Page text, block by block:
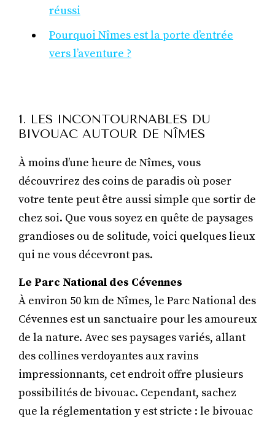
réussi
Pourquoi Nîmes est la porte d’entrée
vers l’aventure ?
1. LES INCONTOURNABLES DU
BIVOUAC AUTOUR DE NÎMES
À moins d’une heure de Nîmes, vous
découvrirez des coins de paradis où poser
votre tente peut être aussi simple que sortir de
chez soi. Que vous soyez en quête de paysages
grandioses ou de solitude, voici quelques lieux
qui ne vous décevront pas.
Le Parc National des Cévennes
À environ 50 km de Nîmes, le Parc National des
Cévennes est un sanctuaire pour les amoureux
de la nature. Avec ses paysages variés, allant
des collines verdoyantes aux ravins
impressionnants, cet endroit offre plusieurs
possibilités de bivouac. Cependant, sachez
que la réglementation y est stricte : le bivouac